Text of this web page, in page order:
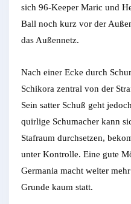
sich 96-Keeper Maric und
Ball noch kurz vor der
das Außennetz.
Nach einer Ecke durch
Schikora zentral von der
Sein satter Schuß geht
quirlige Schumacher kann
Stafraum durchsetzen,
unter Kontrolle. Eine gute
Germania macht weiter
Grunde kaum statt.